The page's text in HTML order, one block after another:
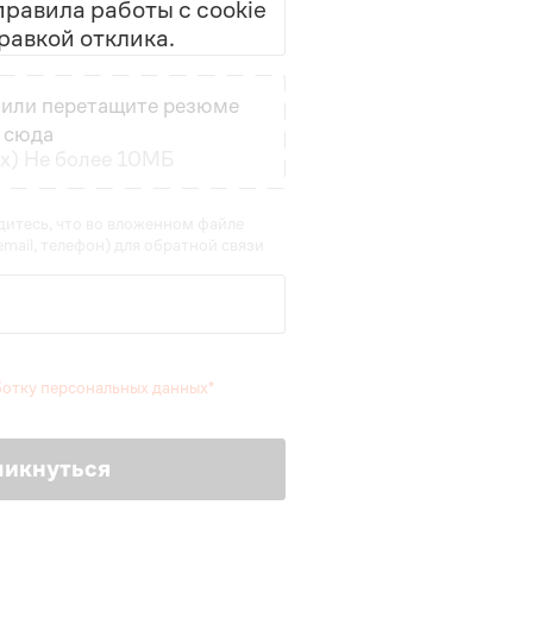
или перетащите резюме
сюда
персональных данных
работы с cookie
отклика.